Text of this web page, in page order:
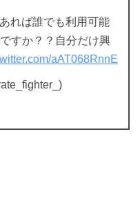
れば誰でも利用可能
すか？？自分だけ興
aAT068RnnE